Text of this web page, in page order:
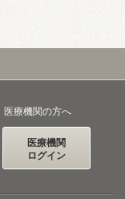
医療機関の方へ
医療機関
ログイン